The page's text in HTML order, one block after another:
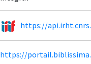
https://
https://